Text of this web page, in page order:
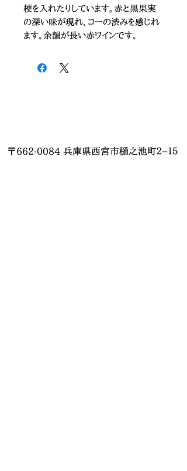
梗を入れたりしています。赤と黒果実
の深い味が現れ、コーの渋みを感じれ
ます。余韻が長い赤ワインです。
〒662-0084 兵庫県西宮市樋之池町２−１５